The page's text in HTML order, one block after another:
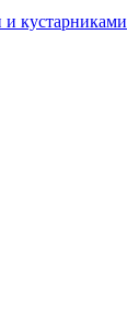
и кустарниками